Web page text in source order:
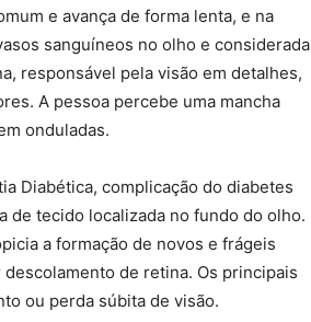
e avança de forma lenta, e na
sanguíneos no olho e considerada
responsável pela visão em detalhes,
A pessoa percebe uma mancha
onduladas.
Diabética, complicação do diabetes
de tecido localizada no fundo do olho.
a formação de novos e frágeis
de retina. Os principais
ou perda súbita de visão.